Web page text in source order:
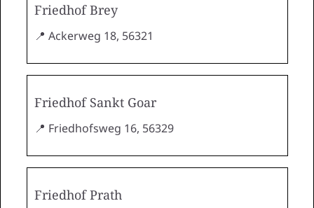
Friedhof Brey
📍 Ackerweg 18, 56321
Friedhof Sankt Goar
📍 Friedhofsweg 16, 56329
Friedhof Prath